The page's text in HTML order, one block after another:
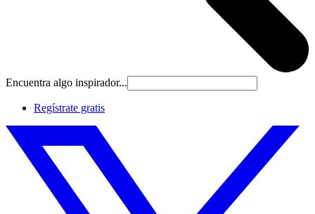
Encuentra algo inspirador...
Regístrate gratis